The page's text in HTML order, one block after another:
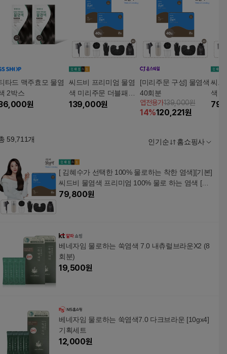
타드 맥주효모 물염
2박스
원
씨드비 프리미엄 물염
색 미리주문 더블패키
지
139,000원
[미리주문 구성] 물염색
40회분
앱전용가139,000원
14%120,221원
씨드
색
지
59,711개 인기순 홈쇼핑사
[ 김혜수가 선택한 100% 물로하는 착한 염색][기본]
씨드비 물염색 프리미엄 100% 물로 하는 염색 [미
디엄브라운/내추럴블랙/와인브라운/다크브라운]
79,800원
베네자임 물로하는 쑥염색 7.0 내츄럴브라운X2 (8
회분)
19,500원
베네자임 물로하는 쑥염색7.0 다크브라운 [10gx4]
기획세트
12,000원